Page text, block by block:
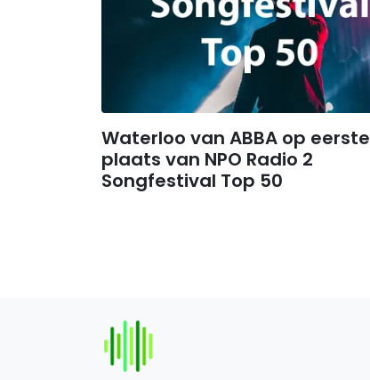
Waterloo van ABBA op eerste
plaats van NPO Radio 2
Songfestival Top 50